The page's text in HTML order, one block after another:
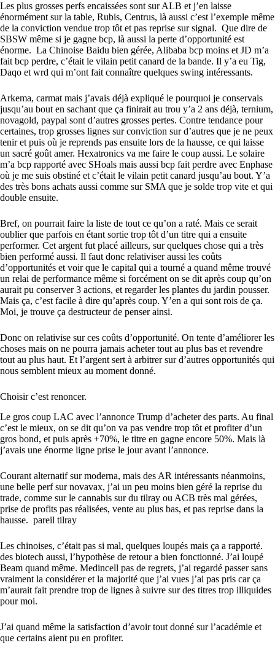
Les plus grosses perfs encaissées sont sur ALB et j’en laisse
énormément sur la table, Rubis, Centrus, là aussi c’est l’exemple même
de la conviction vendue trop tôt et pas reprise sur signal. Que dire de
SBSW même si je gagne bcp, là aussi la perte d’opportunité est
énorme. La Chinoise Baidu bien gérée, Alibaba bcp moins et JD m’a
fait bcp perdre, c’était le vilain petit canard de la bande. Il y’a eu Tig,
Daqo et wrd qui m’ont fait connaître quelques swing intéressants.
Arkema, carmat mais j’avais déjà expliqué le pourquoi je conservais
jusqu’au bout en sachant que ça finirait au trou y’a 2 ans déjà, ternium,
novagold, paypal sont d’autres grosses pertes. Contre tendance pour
certaines, trop grosses lignes sur conviction sur d’autres que je ne peux
tenir et puis où je reprends pas ensuite lors de la hausse, ce qui laisse
un sacré goût amer. Hexatronics va me faire le coup aussi. Le solaire
m’a bcp rapporté avec SHoals mais aussi bcp fait perdre avec Enphase
où je me suis obstiné et c’était le vilain petit canard jusqu’au bout. Y’a
des très bons achats aussi comme sur SMA que je solde trop vite et qui
double ensuite.
Bref, on pourrait faire la liste de tout ce qu’on a raté. Mais ce serait
oublier que parfois en étant sortie trop tôt d’un titre qui a ensuite
performer. Cet argent fut placé ailleurs, sur quelques chose qui a très
bien performé aussi. Il faut donc relativiser aussi les coûts
d’opportunités et voir que le capital qui a tourné a quand même trouvé
un relai de performance même si forcément on se dit après coup qu’on
aurait pu conserver 3 actions, et regarder les plantes du jardin pousser.
Mais ça, c’est facile à dire qu’après coup. Y’en a qui sont rois de ça.
Moi, je trouve ça destructeur de penser ainsi.
Donc on relativise sur ces coûts d’opportunité. On tente d’améliorer les
choses mais on ne pourra jamais acheter tout au plus bas et revendre
tout au plus haut. Et l’argent sert à arbitrer sur d’autres opportunités qui
nous semblent mieux au moment donné.
Choisir c’est renoncer.
Le gros coup LAC avec l’annonce Trump d’acheter des parts. Au final
c’est le mieux, on se dit qu’on va pas vendre trop tôt et profiter d’un
gros bond, et puis après +70%, le titre en gagne encore 50%. Mais là
j’avais une énorme ligne prise le jour avant l’annonce.
Courant alternatif sur moderna, mais des AR intéressants néanmoins,
une belle perf sur novavax, j’ai un peu moins bien géré la reprise du
trade, comme sur le cannabis sur du tilray ou ACB très mal gérées,
prise de profits pas réalisées, vente au plus bas, et pas reprise dans la
hausse. pareil tilray
Les chinoises, c’était pas si mal, quelques loupés mais ça a rapporté.
des biotech aussi, l’hypothèse de retour a bien fonctionné. J’ai loupé
Beam quand même. Medincell pas de regrets, j’ai regardé passer sans
vraiment la considérer et la majorité que j’ai vues j’ai pas pris car ça
m’aurait fait prendre trop de lignes à suivre sur des titres trop illiquides
pour moi.
J’ai quand même la satisfaction d’avoir tout donné sur l’académie et
que certains aient pu en profiter.